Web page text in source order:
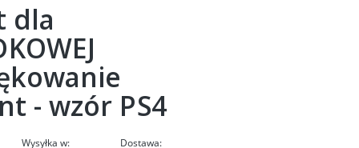
dla
- wzór PS4
Wysyłka w:
Dostawa: